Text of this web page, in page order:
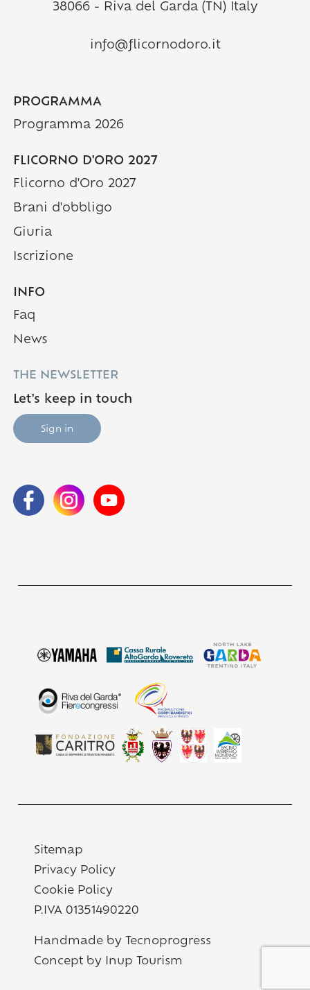
38066 - Riva del Garda (TN) Italy
info@flicornodoro.it
PROGRAMMA
Programma 2026
FLICORNO D'ORO 2027
Flicorno d'Oro 2027
Brani d'obbligo
Giuria
Iscrizione
INFO
Faq
News
THE NEWSLETTER
Let's keep in touch
Sign in
Sitemap
Privacy Policy
Cookie Policy
P.IVA 01351490220
Handmade by Tecnoprogress
Concept by Inup Tourism